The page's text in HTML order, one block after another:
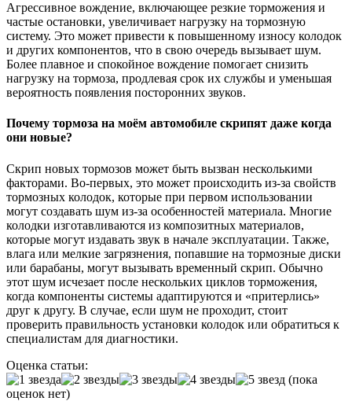
Агрессивное вождение, включающее резкие торможения и
частые остановки, увеличивает нагрузку на тормозную
систему. Это может привести к повышенному износу колодок
и других компонентов, что в свою очередь вызывает шум.
Более плавное и спокойное вождение помогает снизить
нагрузку на тормоза, продлевая срок их службы и уменьшая
вероятность появления посторонних звуков.
Почему тормоза на моём автомобиле скрипят даже когда
они новые?
Скрип новых тормозов может быть вызван несколькими
факторами. Во-первых, это может происходить из-за свойств
тормозных колодок, которые при первом использовании
могут создавать шум из-за особенностей материала. Многие
колодки изготавливаются из композитных материалов,
которые могут издавать звук в начале эксплуатации. Также,
влага или мелкие загрязнения, попавшие на тормозные диски
или барабаны, могут вызывать временный скрип. Обычно
этот шум исчезает после нескольких циклов торможения,
когда компоненты системы адаптируются и «притерлись»
друг к другу. В случае, если шум не проходит, стоит
проверить правильность установки колодок или обратиться к
специалистам для диагностики.
Оценка статьи:
(пока
оценок нет)